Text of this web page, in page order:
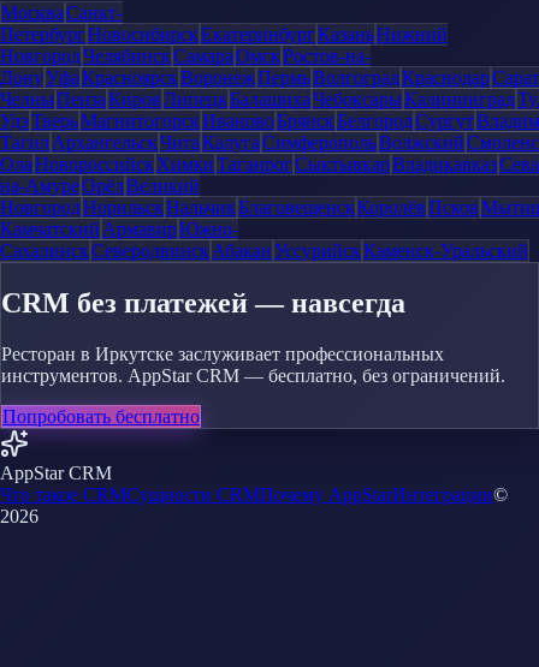
МоскваСанкт-
ПетербургНовосибирскЕкатеринбургКазаньНижний
НовгородЧелябинскСамараОмскРостов-на-
ДонуУфаКрасноярскВоронежПермьВолгоградКраснодар
ЧелныПензаКировЛипецкБалашихаЧебоксарыКалининград
УдэТверьМагнитогорскИвановоБрянскБелгородСургут
ТагилАрхангельскЧитаКалугаСимферопольВолжский
ОлаНовороссийскХимкиТаганрогСыктывкарВладикавказ
на-АмуреОрёлВеликий
НовгородНорильскНальчикБлаговещенскКоролёвПсков
Камчатский АрмавирЮжно-
СахалинскСеверодвинскАбаканУссурийскКаменск-Уральский
CRM без платежей — навсегда
Ресторан в Иркутске заслуживает профессиональных
инструментов. AppStar CRM — бесплатно, без ограничений.
Попробовать бесплатно
AppStar CRM
Что такое CRMСущности CRMПочему AppStarИнтеграции©
2026